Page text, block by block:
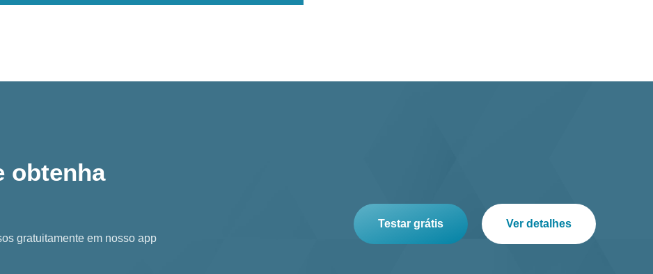
obtenha
gratuitamente em nosso app
Testar grátis Ver detalhes